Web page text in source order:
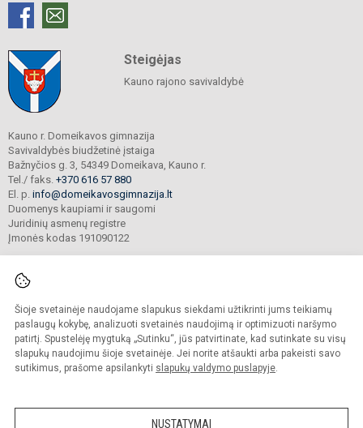
Šioje svetainėje naudojame slapukus siekdami užtikrinti jums teikiamų
paslaugų kokybę, analizuoti svetainės naudojimą ir optimizuoti naršymo
patirtį. Spustelėję mygtuką „Sutinku“, jūs patvirtinate, kad sutinkate su visų
slapukų naudojimu šioje svetainėje. Jei norite atšaukti arba pakeisti savo
sutikimus, prašome apsilankyti slapukų valdymo puslapyje.
NUSTATYMAI
Steigėjas
Kauno rajono savivaldybė
Kauno r. Domeikavos gimnazija
Savivaldybės biudžetinė įstaiga
Bažnyčios g. 3, 54349 Domeikava, Kauno r.
Tel./ faks. +370 616 57 880
El. p. info@domeikavosgimnazija.lt
Duomenys kaupiami ir saugomi
Juridinių asmenų registre
Įmonės kodas 191090122
© 2021. Kauno r. Domeikavos gimnazija. Visos teisės saugomos.
Kopijuoti turinį be raštiško gimnazijos sutikimo griežtai draudžiama.
Prieinamumo paraiška Slapukų valdymas
Sumanus būdas atnaujinti